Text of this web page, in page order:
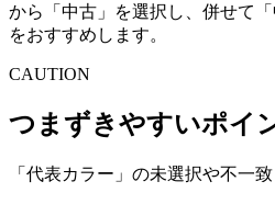
から「中古」を選択し、併せて
をおすすめします。
CAUTION
つまずきやすいポイ
「代表カラー」の未選択や不一致